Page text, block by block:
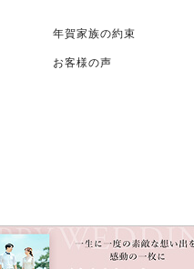
年賀家族の約束
お客様の声